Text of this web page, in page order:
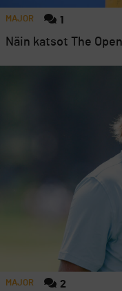
MAJOR 1
Näin katsot The
MAJOR 2